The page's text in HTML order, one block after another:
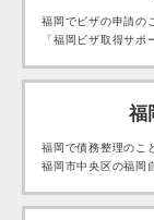
福岡でビザの申請の
「福岡ビザ取得サポ
福
福岡で債務整理のこ
福岡市中央区の福岡